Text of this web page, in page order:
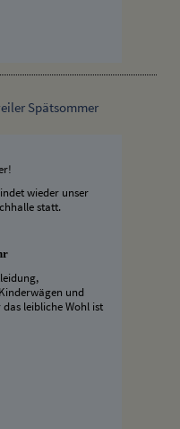
Spätsommer
wieder unser
statt.
und
leibliche Wohl ist